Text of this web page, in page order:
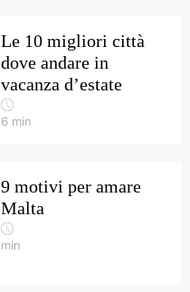
Le 10 migliori città
dove andare in
vacanza d’estate
6 min
9 motivi per amare
Malta
min